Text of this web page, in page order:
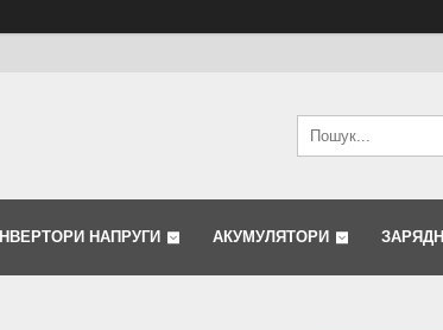
ІНВЕРТОРИ НАПРУГИ АКУМУЛЯТОРИ ЗАРЯДНІ